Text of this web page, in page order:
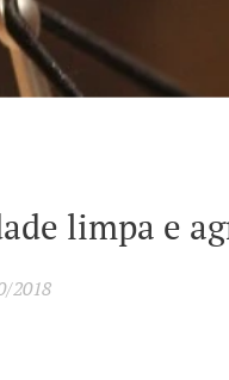
limpa e
2018